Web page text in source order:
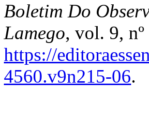
Boletim Do
Lamego, vol. 9,
https://
4560.v9n215-06.